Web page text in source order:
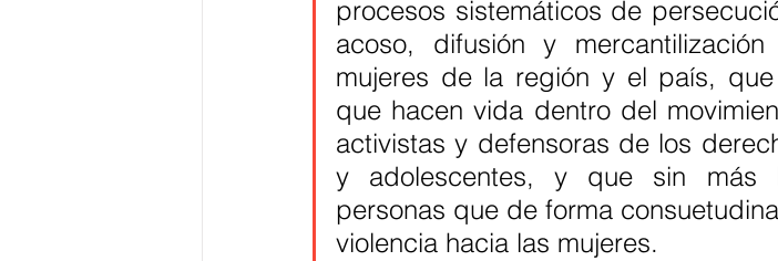
procesos sistemáticos de
acoso, difusión y
mujeres de la región y el país,
que hacen vida dentro del
activistas y defensoras de los
y adolescentes, y que sin más
personas que de forma
violencia hacia las mujeres.